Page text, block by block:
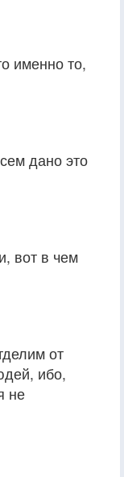
именно то,
дано это
вот в чем
от
ибо,
не